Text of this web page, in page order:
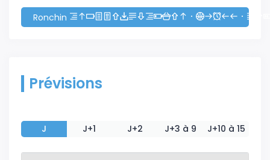
Ronchin
Prévisions
J J+1 J+2 J+3 à 9 J+10 à 15